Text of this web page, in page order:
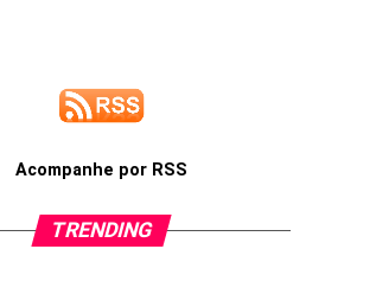
Acompanhe por RSS
TRENDING